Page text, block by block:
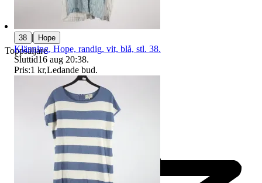
Toppsäljare
38 | Hope
Klänning, Hope, randig, vit, blå, stl. 38.
Sluttid16 aug 20:38.
Pris:1 kr,Ledande bud.